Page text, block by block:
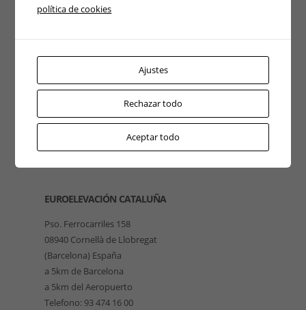
EUROELEVACIÓN CATALUÑA
Pso. Ferrocarriles 158
08940 Cornellà de Llobregat
(Barcelona) España
a 5km de Barcelona
a 5km del Aeropuerto
Telefono: 93 474 16 00
política de cookies
Ajustes
Rechazar todo
Aceptar todo